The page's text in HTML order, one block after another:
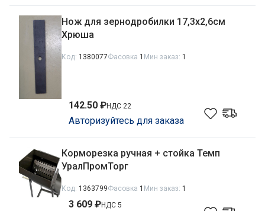
Нож для зернодробилки 17,3х2,6см
Хрюша
Код: 1380077Фасовка 1 Мин заказ: 1
142.50 ₽НДС 22
Авторизуйтесь для заказа
Корморезка ручная + стойка Темп
УралПромТорг
Код: 1363799Фасовка 1 Мин заказ: 1
3 609 ₽НДС 5